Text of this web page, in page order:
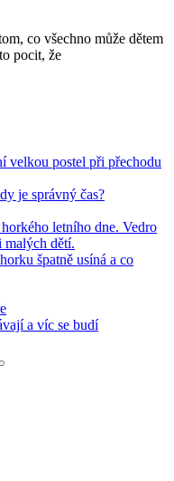
co všechno může dětem
pocit, že
je správný čas?
špatně usíná a co
a víc se budí